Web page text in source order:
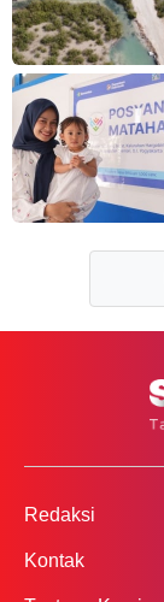
Redaksi
Kontak